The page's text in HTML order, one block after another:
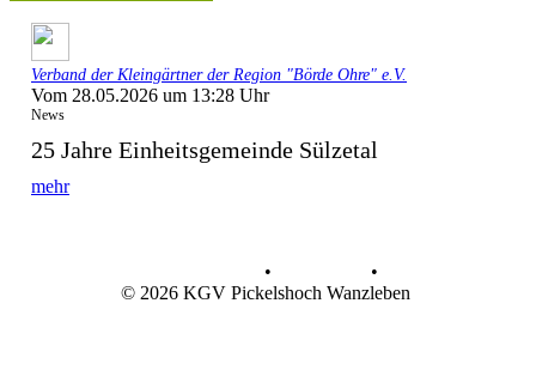
Verband der Kleingärtner der Region "Börde Ohre" e.V.
Vom 28.05.2026 um 13:28 Uhr
News
25 Jahre Einheitsgemeinde Sülzetal
mehr
•
•
© 2026 KGV Pickelshoch Wanzleben